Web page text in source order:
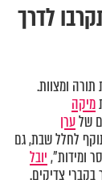
לדרך
ומצוות.
מיקה
שלערן
לחלל שבת, גם
ומידות",יובל
צדיקים.